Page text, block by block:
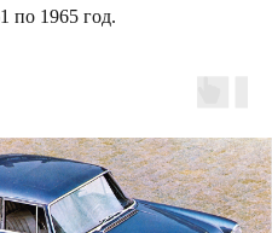
по 1965 год.